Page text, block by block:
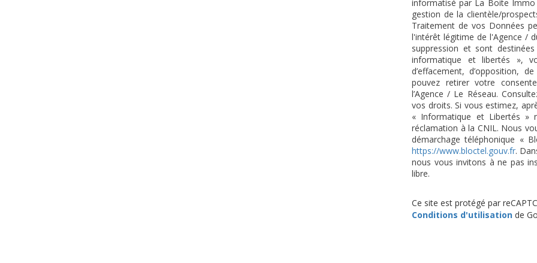
informatisé par La Boite
gestion de la clientèle/
Traitement de vos Données
l'intérêt légitime de l'Agence /
suppression et sont
informatique et libertés »,
d’effacement, d’opposition,
pouvez retirer votre
l’Agence / Le Réseau.
vos droits. Si vous estimez,
« Informatique et Libertés »
réclamation à la CNIL. Nous
démarchage téléphonique «
https://www.bloctel.gouv.fr.
nous vous invitons à ne pas
libre.
Ce site est protégé par
Conditions d'utilisation de